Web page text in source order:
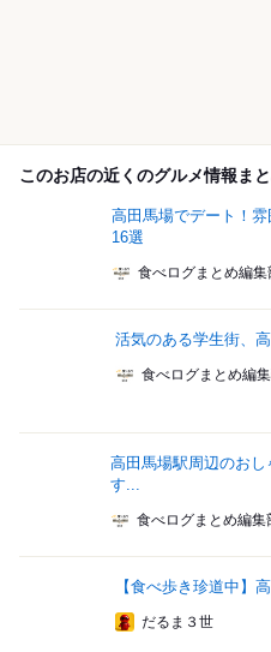
このお店の近くのグルメ情報ま
高田馬場でデート！
16選
食べログまとめ編集
活気のある学生街、
食べログまとめ編
高田馬場駅周辺のお
す...
食べログまとめ編集
【食べ歩き珍道中】
だるま３世